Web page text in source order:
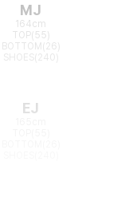
MJ
164cm
TOP(55)
BOTTOM(26)
EJ